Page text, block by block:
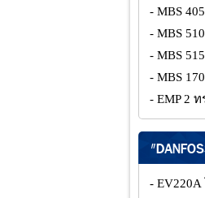
- MBS
- MBS
- MBS
- MBS
- EMP 2
-